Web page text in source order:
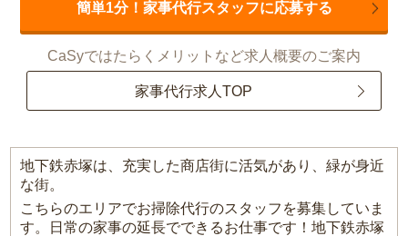
簡単1分！家事代行スタッフに応募する
CaSyではたらくメリットなど求人概要のご案内
家事代行求人TOP
地下鉄赤塚は、充実した商店街に活気があり、緑が身近
な街。
こちらのエリアでお掃除代行のスタッフを募集していま
す。日常の家事の延長でできるお仕事です！地下鉄赤塚